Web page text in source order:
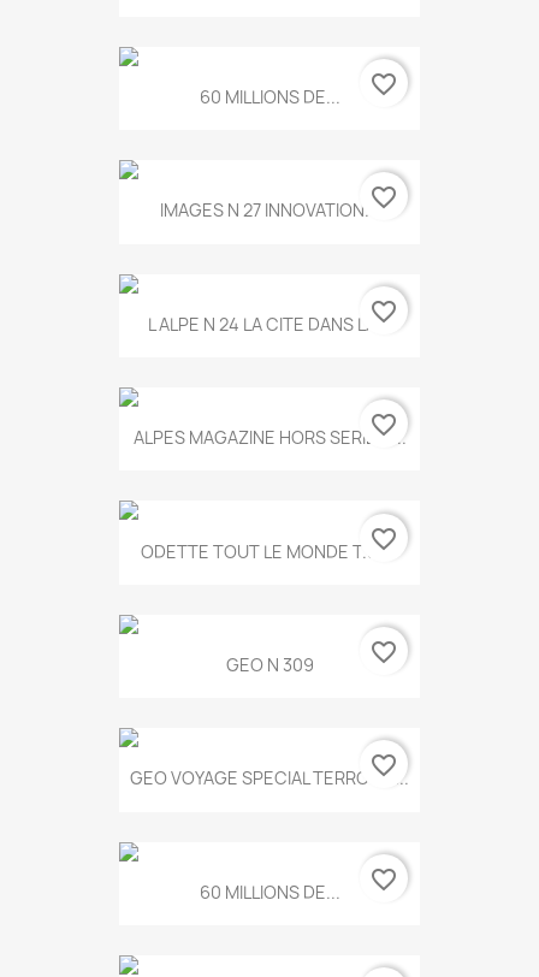
60 MILLIONS DE... favorite_border
IMAGES N 27 INNOVATION...favorite_border
L ALPE N 24 LA CITE DANS LA...
favorite_border
ALPES MAGAZINE HORS SERIE N...
favorite_border
ODETTE TOUT LE MONDE T.546
favorite_border
GEO N 309 favorite_border
GEO VOYAGE SPECIAL TERROIRS...
favorite_border
60 MILLIONS DE... favorite_border